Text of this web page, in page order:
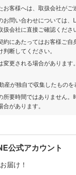
客様へは、取扱会社がご
お問い合わせについては、
会社に直接ご確認くださ
約にあたってはお客様ご自
断してください。
変更される場合があります
産が独自で収集したものを
所要時間ではありません。
があります。
公式アカウント
届け！